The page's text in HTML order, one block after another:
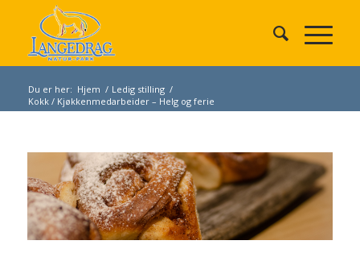
Du er her: Hjem / Ledig stilling /
Kokk / Kjøkkenmedarbeider – Helg og ferie